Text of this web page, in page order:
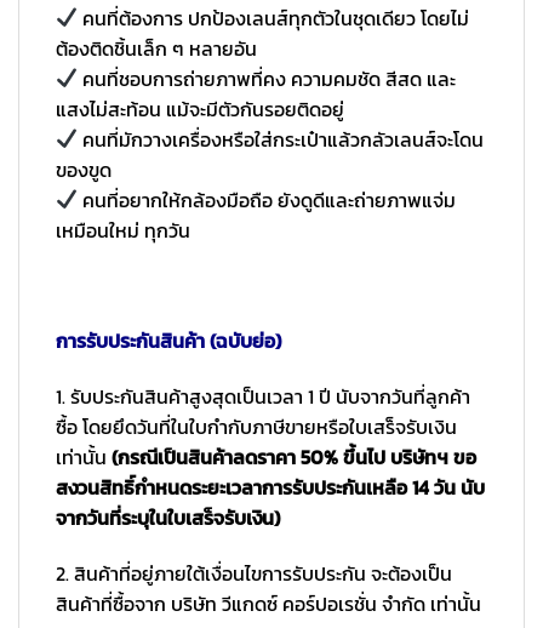
คนที่ต้องการ ปกป้องเลนส์ทุกตัวในชุดเดียว โดยไม่
ต้องติดชิ้นเล็ก ๆ หลายอัน
คนที่ชอบการถ่ายภาพที่คง ความคมชัด สีสด และ
แสงไม่สะท้อน แม้จะมีตัวกันรอยติดอยู่
คนที่มักวางเครื่องหรือใส่กระเป๋าแล้วกลัวเลนส์จะโดน
ของขูด
คนที่อยากให้กล้องมือถือ ยังดูดีและถ่ายภาพแจ่ม
เหมือนใหม่ ทุกวัน
การรับประกันสินค้า (ฉบับย่อ)
1. รับประกันสินค้าสูงสุดเป็นเวลา 1 ปี นับจากวันที่ลูกค้า
ซื้อ โดยยึดวันที่ในใบกำกับภาษีขายหรือใบเสร็จรับเงิน
เท่านั้น (กรณีเป็นสินค้าลดราคา 50% ขึ้นไป บริษัทฯ ขอ
สงวนสิทธิ์กำหนดระยะเวลาการรับประกันเหลือ 14 วัน นับ
จากวันที่ระบุในใบเสร็จรับเงิน)
2. สินค้าที่อยู่ภายใต้เงื่อนไขการรับประกัน จะต้องเป็น
สินค้าที่ซื้อจาก บริษัท วีแกดซ์ คอร์ปอเรชั่น จำกัด เท่านั้น